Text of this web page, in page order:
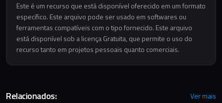
Este é um recurso que está disponível oferecido em um formato
específico. Este arquivo pode ser usado em softwares ou
ferramentas compatíveis com o tipo fornecido. Este arquivo
está disponível sob a licença Gratuita, que permite o uso do
recurso tanto em projetos pessoais quanto comerciais.
Relacionados: Ver mais